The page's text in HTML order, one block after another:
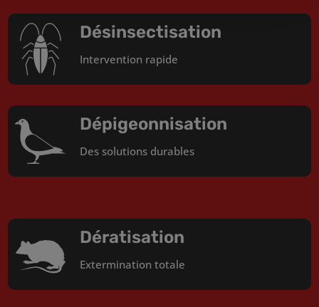
Désinsectisation
Intervention rapide
Dépigeonnisation
Des solutions durables
Dératisation
Extermination totale